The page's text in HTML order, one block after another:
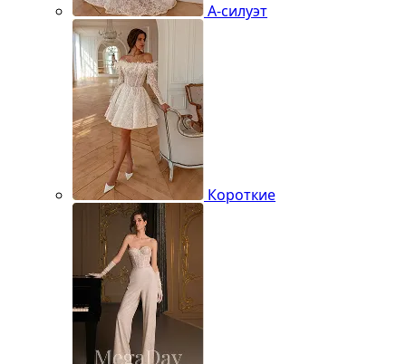
А-силуэт
Короткие